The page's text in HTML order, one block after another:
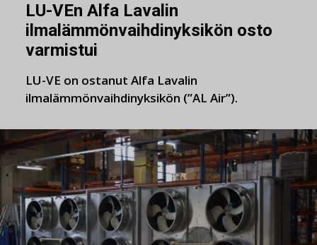
LU-VEn Alfa Lavalin
ilmalämmönvaihdinyksikön osto
varmistui
LU-VE on ostanut Alfa Lavalin
ilmalämmönvaihdinyksikön (”AL Air”).